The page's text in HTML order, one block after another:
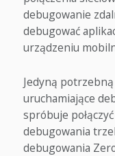
debugowanie
debugować
urządzeniu
Jedyną
uruchamiające
spróbuje
debugowania
debugowania